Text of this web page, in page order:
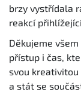
brzy vystřídala
reakcí
Děkujeme
přístup i čas,
svou kreativitou
a stát se